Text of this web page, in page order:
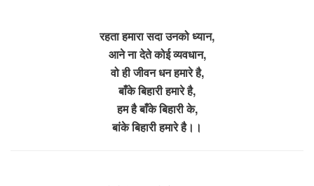
रहता हमारा सदा उनको ध्यान,
आने ना देते कोई व्यवधान,
वो ही जीवन धन हमारे है,
बाँके बिहारी हमारे है,
हम है बाँके बिहारी के,
बांके बिहारी हमारे है।।